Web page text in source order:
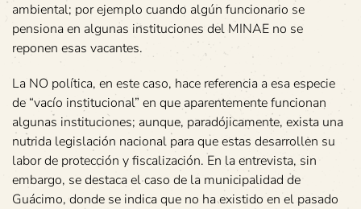
ambiental; por ejemplo cuando algún funcionario se
pensiona en algunas instituciones del MINAE no se
reponen esas vacantes.
La NO política, en este caso, hace referencia a esa especie
de “vacío institucional” en que aparentemente funcionan
algunas instituciones; aunque, paradójicamente, exista una
nutrida legislación nacional para que estas desarrollen su
labor de protección y fiscalización. En la entrevista, sin
embargo, se destaca el caso de la municipalidad de
Guácimo, donde se indica que no ha existido en el pasado